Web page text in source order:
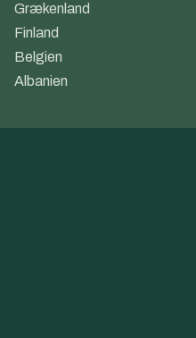
Grækenland
Finland
Belgien
Albanien